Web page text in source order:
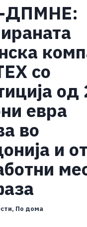
ДПМНЕ:
со
од
евра
во
и
, По дома